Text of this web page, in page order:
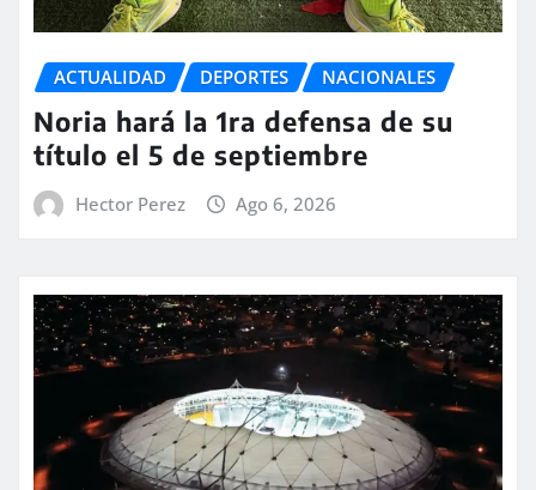
ACTUALIDAD DEPORTES NACIONALES
Noria hará la 1ra defensa de su
título el 5 de septiembre
Hector Perez Ago 6, 2026